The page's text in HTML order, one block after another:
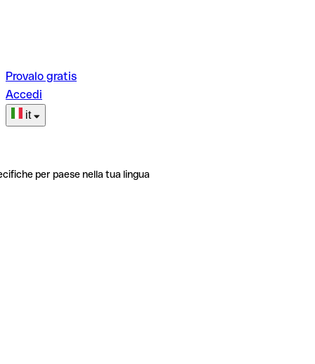
Provalo gratis
Accedi
it
per paese nella tua lingua